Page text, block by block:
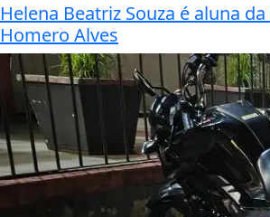
Helena Beatriz Souza é aluna
Homero Alves